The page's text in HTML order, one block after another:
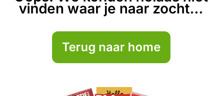
vinden waar je naar zocht...
Terug naar home